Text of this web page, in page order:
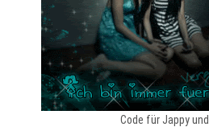
Code für Jappy und